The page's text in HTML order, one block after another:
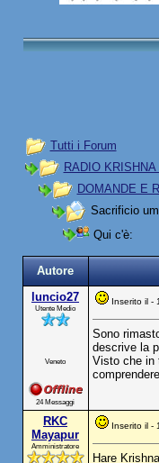
Tutti i Forum
RADIO
DOMANDE E
Sacrificio
Qui c'è:
Autore
luncio27
Utente Medio
Veneto
24 Messaggi
Inserito il -
Sono
descrive la
Visto che in
RKC
Mayapur
Amministratore
Inserito il -
Hare